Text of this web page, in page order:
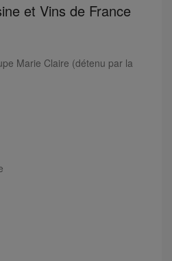
et Vins de France
Marie Claire (détenu par la